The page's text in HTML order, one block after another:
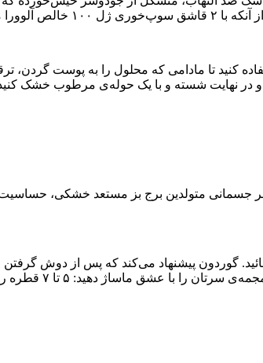
و در نهایت شسته و با یک حوله‌ی مرطوب خشک
نظر جسمانی متولدین برج بز مستعد خشکی،
سرتان بریزید و اجازه دهید به مدت ۷ دقیقه بماند، سپس شامپو بزنید.